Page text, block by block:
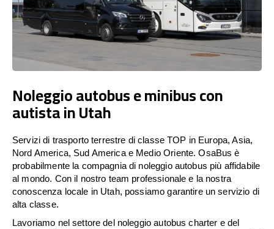
Noleggio autobus e minibus con
autista in Utah
Servizi di trasporto terrestre di classe TOP in Europa, Asia,
Nord America, Sud America e Medio Oriente. OsaBus è
probabilmente la compagnia di noleggio autobus più affidabile
al mondo. Con il nostro team professionale e la nostra
conoscenza locale in Utah, possiamo garantire un servizio di
alta classe.
Lavoriamo nel settore del noleggio autobus charter e del